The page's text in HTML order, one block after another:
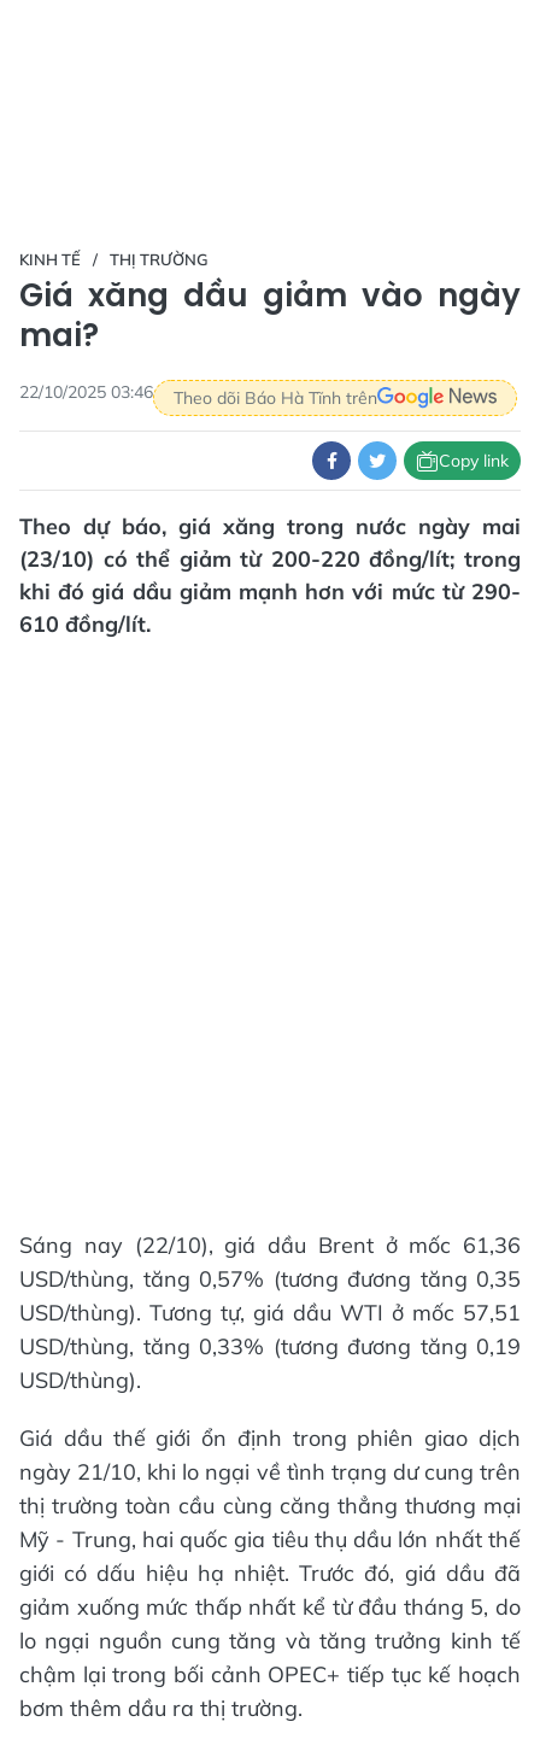
KINH TẾ THỊ TRƯỜNG
Giá xăng dầu giảm vào ngày
mai?
22/10/2025 03:46 Theo dõi Báo Hà Tĩnh trên
Copy link
Theo dự báo, giá xăng trong nước ngày mai
(23/10) có thể giảm từ 200-220 đồng/lít; trong
khi đó giá dầu giảm mạnh hơn với mức từ 290-
610 đồng/lít.
Sáng nay (22/10), giá dầu Brent ở mốc 61,36
USD/thùng, tăng 0,57% (tương đương tăng 0,35
USD/thùng). Tương tự, giá dầu WTI ở mốc 57,51
USD/thùng, tăng 0,33% (tương đương tăng 0,19
USD/thùng).
Giá dầu thế giới ổn định trong phiên giao dịch
ngày 21/10, khi lo ngại về tình trạng dư cung trên
thị trường toàn cầu cùng căng thẳng thương mại
Mỹ - Trung, hai quốc gia tiêu thụ dầu lớn nhất thế
giới có dấu hiệu hạ nhiệt. Trước đó, giá dầu đã
giảm xuống mức thấp nhất kể từ đầu tháng 5, do
lo ngại nguồn cung tăng và tăng trưởng kinh tế
chậm lại trong bối cảnh OPEC+ tiếp tục kế hoạch
bơm thêm dầu ra thị trường.